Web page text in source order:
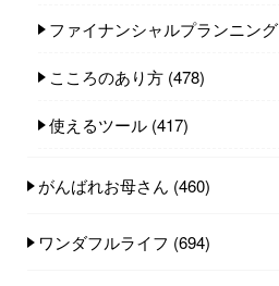
ファイナンシャルプランニング
こころのあり方 (478)
使えるツール (417)
がんばれお母さん (460)
ワンダフルライフ (694)